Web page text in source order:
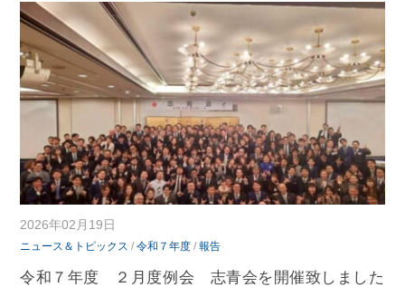
2026年02月19日
ニュース＆トピックス /令和７年度 /報告
令和７年度 ２月度例会 志青会を開催致しました